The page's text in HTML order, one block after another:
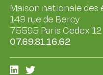
Maison nationale des
149 rue de Bercy
75595 Paris Cedex 12
07.69.81.16.62